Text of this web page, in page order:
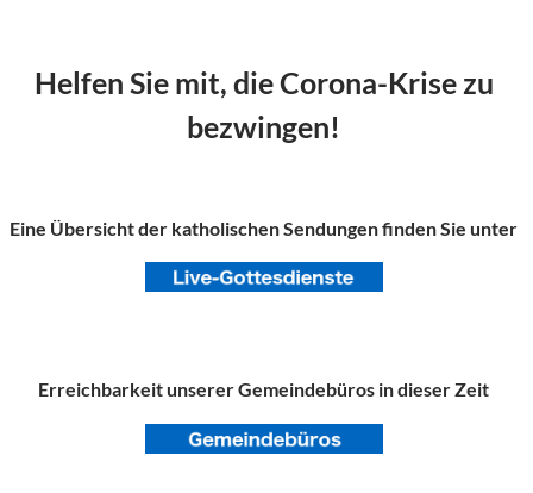
Helfen Sie mit, die Corona-Krise zu
bezwingen!
Eine Übersicht der katholischen Sendungen finden Sie unter
Erreichbarkeit unserer Gemeindebüros in dieser Zeit